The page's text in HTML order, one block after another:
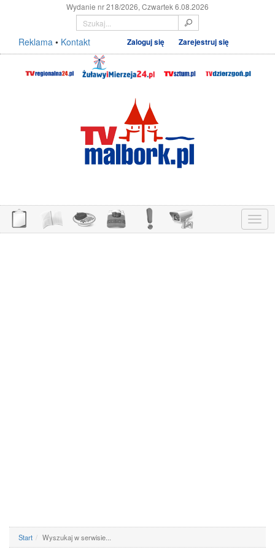
Wydanie nr 218/2026, Czwartek 6.08.2026
Reklama • Kontakt Zaloguj się Zarejestruj się
Menu
Start Wyszukaj w serwisie...